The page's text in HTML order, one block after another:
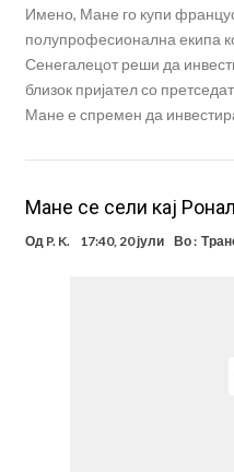
Имено, Мане го купи
полупрофесионална екипа
Сенегалецот реши да
близок пријател со
Мане е спремен да
Мане се сели кај
Од P. K. 17:40, 20 јули Во :